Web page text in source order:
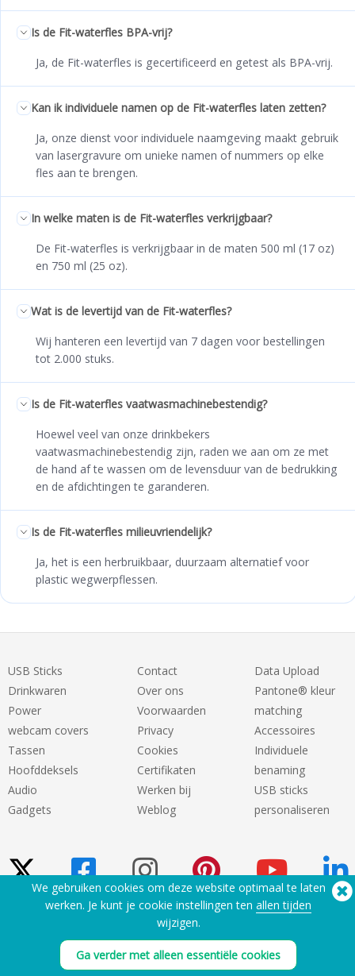
Is de Fit-waterfles BPA-vrij?
Ja, de Fit-waterfles is gecertificeerd en getest als BPA-vrij.
Kan ik individuele namen op de Fit-waterfles laten zetten?
Ja, onze dienst voor individuele naamgeving maakt gebruik
van lasergravure om unieke namen of nummers op elke
fles aan te brengen.
In welke maten is de Fit-waterfles verkrijgbaar?
De Fit-waterfles is verkrijgbaar in de maten 500 ml (17 oz)
en 750 ml (25 oz).
Wat is de levertijd van de Fit-waterfles?
Wij hanteren een levertijd van 7 dagen voor bestellingen
tot 2.000 stuks.
Is de Fit-waterfles vaatwasmachinebestendig?
Hoewel veel van onze drinkbekers
vaatwasmachinebestendig zijn, raden we aan om ze met
de hand af te wassen om de levensduur van de bedrukking
en de afdichtingen te garanderen.
Is de Fit-waterfles milieuvriendelijk?
Ja, het is een herbruikbaar, duurzaam alternatief voor
plastic wegwerpflessen.
USB Sticks
Drinkwaren
Power
webcam covers
Tassen
Hoofddeksels
Audio
Gadgets
Contact
Over ons
Voorwaarden
Privacy
Cookies
Certifikaten
Werken bij
Weblog
Data Upload
Pantone® kleur
matching
Accessoires
Individuele
benaming
USB sticks
personaliseren
Hulp nodig? Telefoon:
Copyright © 2026 Flashbay
We gebruiken cookies om deze website optimaal te laten
werken. Je kunt je cookie instellingen ten allen tijden
wijzigen.
Ga verder met alleen essentiële cookies